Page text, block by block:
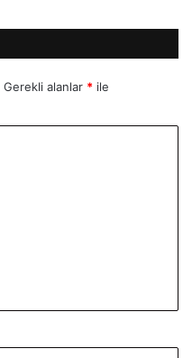
Gerekli alanlar * ile